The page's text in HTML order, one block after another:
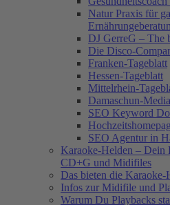
Natur Praxis für
DJ GerreG – The
Die Disco-
Franken-Tageblatt
Hessen-Tageblatt
Mittelrhein-
Damaschun-
SEO Keyword
SEO Agentur in
Karaoke-Helden – Dein
CD+G und Midifiles
Das bieten die Karaoke-
Infos zur Midifile und
Warum Du Playbacks